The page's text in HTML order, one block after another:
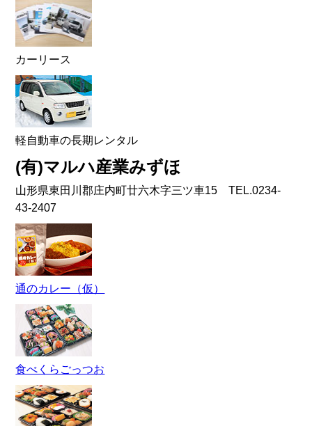
カーリース
軽自動車の長期レンタル
(有)マルハ産業みずほ
山形県東田川郡庄内町廿六木字三ツ車15 TEL.0234-
43-2407
通のカレー（仮）
食べくらごっつお